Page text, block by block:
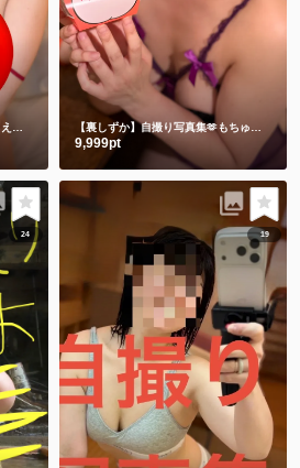
【裏しずか】自撮り写真集🫶えちえち赤下着 【裏しずか】自撮り写真集🫶もちゅりんと私とむらさきえちえち下着
9,999pt
24 19